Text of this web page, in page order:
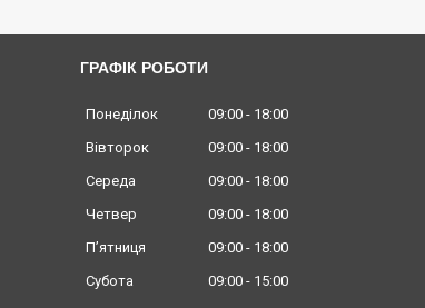
ГРАФІК РОБОТИ
Понеділок 09:00
18:00
Вівторок
09:00
18:00
Середа
09:00
18:00
Четвер
09:00
18:00
Пʼятниця
09:00
18:00
Субота
09:00
15:00